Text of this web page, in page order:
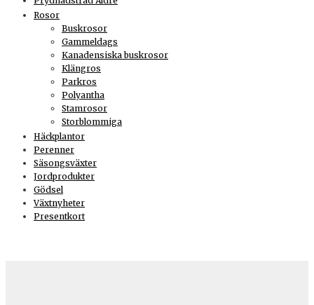
Rosor
Buskrosor
Gammeldags
Kanadensiska buskrosor
Klängros
Parkros
Polyantha
Stamrosor
Storblommiga
Häckplantor
Perenner
Säsongsväxter
Jordprodukter
Gödsel
Växtnyheter
Presentkort